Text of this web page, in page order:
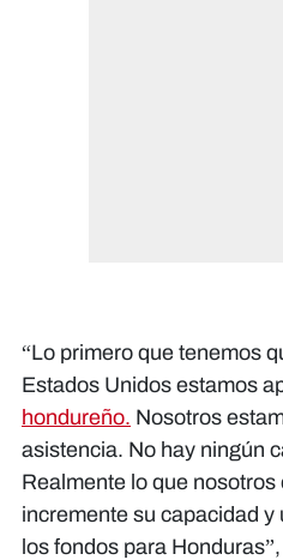
“Lo primero que tenemos
Estados Unidos estamos
hondureño. Nosotros
asistencia. No hay ningún
Realmente lo que
incremente su capacidad y
los fondos para